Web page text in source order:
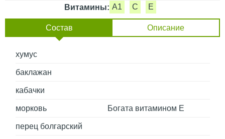
Витамины: A1 C E
Состав Описание
хумус
баклажан
кабачки
морковь Богата витамином Е
перец болгарский